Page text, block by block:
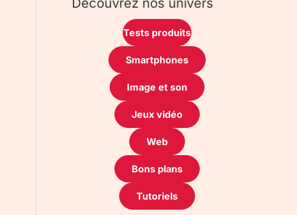
Tests produits
Smartphones
Image et son
Jeux vidéo
Web
Bons plans
Tutoriels